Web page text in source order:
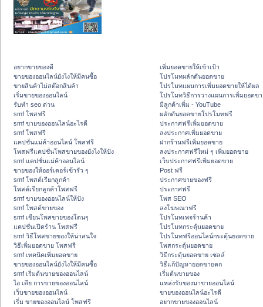
อยากขายของดี
ขายของออนไลน์ยังไงให้มีคนซื้อ
ขายสินค้าไม่สต๊อกสินค้า
เริ่มขายของออนไลน์
รับทำ seo ด่วน
smf โพสฟรี
smf ขายของออนไลน์อะไรดี
smf โพสฟรี
แคปชั่นแม่ค้าออนไลน์ โพสฟรี
โพสฟรีแคปชั่นโพสขายของยังไงให้ปัง
smf แคปชั่นแม่ค้าออนไลน์
ขายของให้ออร์เดอร์เข้ารัว ๆ
smf โพสต์เรียกลูกค้า
โพสต์เรียกลูกค้าโพสฟรี
smf ขายของออนไลน์ให้ปัง
smf โพสต์ขายของ
smf เขียนโพสขายของโดนๆ
แคปชั่นเปิดร้าน โพสฟรี
smf วิธีโพสขายของให้น่าสนใจ
วิธีเพิ่มยอดขาย โพสฟรี
smf เทคนิคเพิ่มยอดขาย
ขายของออนไลน์ยังไงให้มีคนซื้อ
smf เริ่มต้นขายของออนไลน์
ไอ เดีย การขายของออนไลน์
เว็บขายของออนไลน์
เริ่ม ขายของออนไลน์ โพสฟรี
เพิ่มยอดขายให้เข้าเป้า
โปรโมทผลักดันยอดขาย
โปรโมทแผนการเพิ่มยอดขายให้ได้ผล
โปรโมทวิธีการวางแผนการเพิ่มยอดข
มีลูกค้าเพิ่ม - YouTube
ผลักดันยอดขายโปรโมทฟรี
ประกาศฟรีเพิ่มยอดขาย
ลงประกาศเพิ่มยอดขาย
ฝากร้านฟรีเพิ่มยอดขาย
ลงประกาศฟรีใหม่ ๆ เพิ่มยอดขาย
เว็บประกาศฟรีเพิ่มยอดขาย
Post ฟรี
ประกาศขายของฟรี
ประกาศฟรี
โพส SEO
ลงโฆษณาฟรี
โปรโมทเพจร้านค้า
โปรโมทกระตุ้นยอดขาย
โปรโมทฟรีออนไลน์กระตุ้นยอดขาย
โพสกระตุ้นยอดขาย
วิธีกระตุ้นยอดขาย เซลล์
วิธีแก้ปัญหายอดขายตก
เริ่มต้นขายของ
แหล่งรับของมาขายออนไลน์
ขายของออนไลน์อะไรดี
อยากขายของออนไลน์